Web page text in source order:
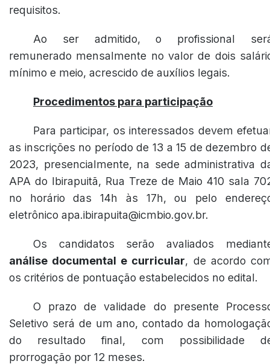
requisitos.
Ao ser admitido, o profissional
remunerado mensalmente no valor de dois
mínimo e meio, acrescido de auxílios legais.
Procedimentos para participação
Para participar, os interessados devem
as inscrições no período de 13 a 15 de dezembro
2023, presencialmente, na sede administrativa
APA do Ibirapuitã, Rua Treze de Maio 410 sala
no horário das 14h às 17h, ou pelo
eletrônico apa.ibirapuita@icmbio.gov.br.
Os candidatos serão avaliados
análise documental e curricular, de acordo
os critérios de pontuação estabelecidos no edital.
O prazo de validade do presente
Seletivo será de um ano, contado da
do resultado final, com possibilidade
prorrogação por 12 meses.